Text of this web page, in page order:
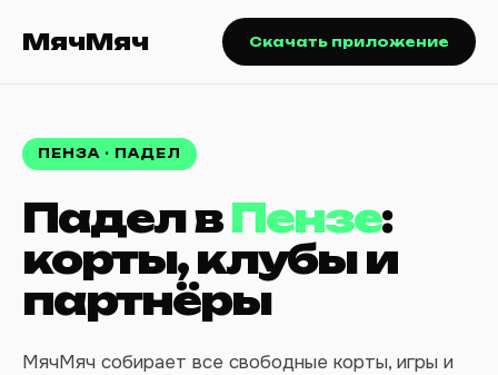
МячМяч Скачать приложение
ПЕНЗА · ПАДЕЛ
Падел вПензе:
корты, клубы и
партнёры
МячМяч собирает все свободные корты, игры и